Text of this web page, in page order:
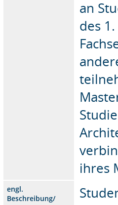
an
des
ihres
engl.
Beschreibung/